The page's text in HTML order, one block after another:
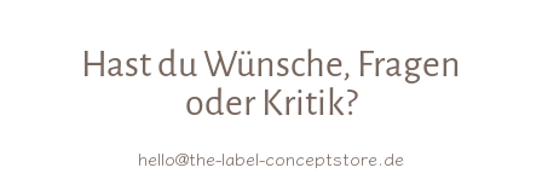
Hast du Wünsche, Fragen
oder Kritik?
hello@the-label-conceptstore.de